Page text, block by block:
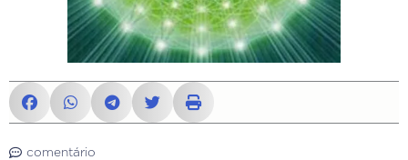
comentário